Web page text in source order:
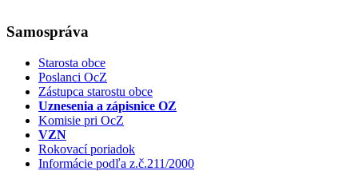
Samospráva
Starosta obce
Poslanci OcZ
Zástupca starostu obce
Uznesenia a zápisnice OZ
Komisie pri OcZ
VZN
Rokovací poriadok
Informácie podľa z.č.211/2000